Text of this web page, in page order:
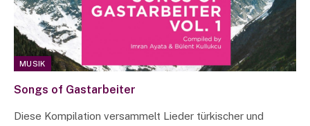
MUSIK
Songs of Gastarbeiter
Diese Kompilation versammelt Lieder türkischer und